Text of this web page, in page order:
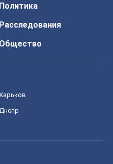
Политика
Расследования
Общество
Днепр